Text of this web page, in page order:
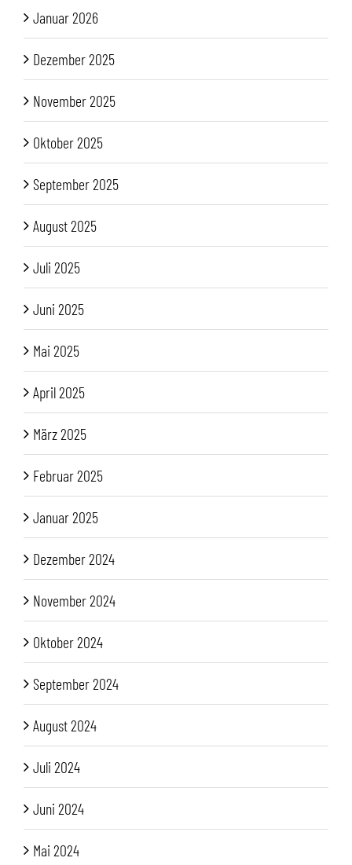
Januar 2026
Dezember 2025
November 2025
Oktober 2025
September 2025
August 2025
Juli 2025
Juni 2025
Mai 2025
April 2025
März 2025
Februar 2025
Januar 2025
Dezember 2024
November 2024
Oktober 2024
September 2024
August 2024
Juli 2024
Juni 2024
Mai 2024